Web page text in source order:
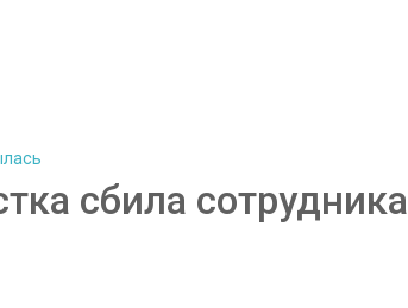
сбила